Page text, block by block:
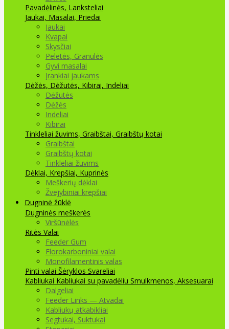
Pavadėlinės, Lanksteliai
Jaukai, Masalai, Priedai
Jaukai
Kvapai
Skysčiai
Peletės, Granulės
Gyvi masalai
Įrankiai jaukams
Dėžės, Dėžutės, Kibirai, Indeliai
Dėžutės
Dėžės
Indeliai
Kibirai
Tinkleliai žuvims, Graibštai, Graibštų kotai
Graibštai
Graibštų kotai
Tinkleliai žuvims
Dėklai, Krepšiai, Kuprinės
Meškerių dėklai
Žvejybiniai krepšiai
Dugninė žūklė
Dugninės meškerės
Viršūnėlės
Ritės Valai
Feeder Gum
Florokarboniniai valai
Monofilamentinis valas
Pinti valai Šėryklos Svareliai
Kabliukai Kabliukai su pavadėliu Smulkmenos, Aksesuarai
Dalgeliai
Feeder Links — Atvadai
Kabliukų atkabikliai
Segtukai, Suktukai